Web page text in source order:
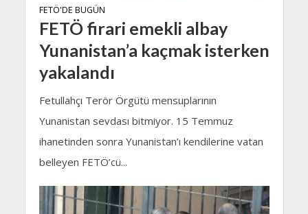
FETÖ'DE BUGÜN
FETÖ firari emekli albay
Yunanistan’a kaçmak isterken
yakalandı
Fetullahçı Terör Örgütü mensuplarının
Yunanistan sevdası bitmiyor. 15 Temmuz
ihanetinden sonra Yunanistan’ı kendilerine vatan
belleyen FETÖ’cü...